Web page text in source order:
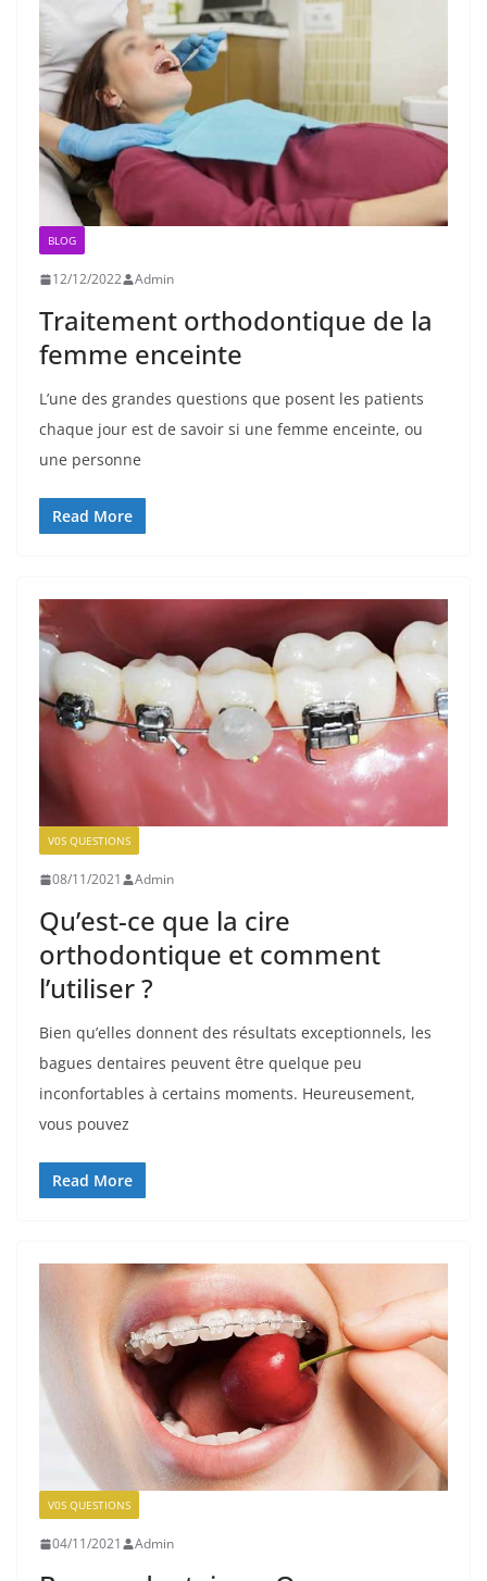
BLOG
12/12/2022 Admin
Traitement orthodontique de la
femme enceinte
L’une des grandes questions que posent les patients
chaque jour est de savoir si une femme enceinte, ou
une personne
Read More
V0S QUESTIONS
08/11/2021 Admin
Qu’est-ce que la cire
orthodontique et comment
l’utiliser ?
Bien qu’elles donnent des résultats exceptionnels, les
bagues dentaires peuvent être quelque peu
inconfortables à certains moments. Heureusement,
vous pouvez
Read More
V0S QUESTIONS
04/11/2021 Admin